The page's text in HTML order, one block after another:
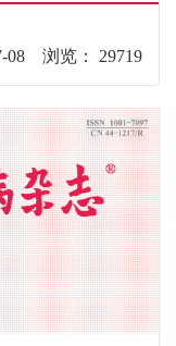
08 浏览： 29719